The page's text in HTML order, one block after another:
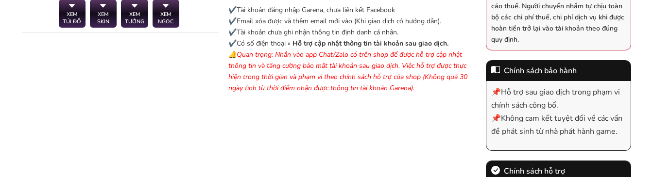
XEM
TÚI ĐỒ
XEM
SKIN
XEM
TƯỚNG
XEM
NGỌC
✔️Tài khoản đăng nhập Garena, chưa liên kết Facebook
✔️Email xóa được và thêm email mới vào (Khi giao dịch có hướng dẫn).
✔️Tài khoản chưa ghi nhận thông tin định danh cá nhân.
✔️Có số điện thoại » Hỗ trợ cập nhật thông tin tài khoản sau giao dịch.
🔔Quan trọng: Nhắn vào app Chat/Zalo có trên shop để được hỗ trợ cập nhật
thông tin và tăng cường bảo mật tài khoản sau giao dịch. Việc hỗ trợ được thực
hiện trong thời gian và phạm vi theo chính sách hỗ trợ của shop (Không quá 30
ngày tình từ thời điểm nhận được thông tin tài khoản Garena).
cáo thuế. Người chuyển nhầm tự chịu toàn
bộ các chi phí thuế, chi phí dịch vụ khi được
hoàn tiền trở lại vào tài khoản theo đúng
quy định.
Chính sách bảo hành
📌Hỗ trợ sau giao dịch trong phạm vi
chính sách công bố.
📌Không cam kết tuyệt đối về các vấn
đề phát sinh từ nhà phát hành game.
Chính sách hỗ trợ